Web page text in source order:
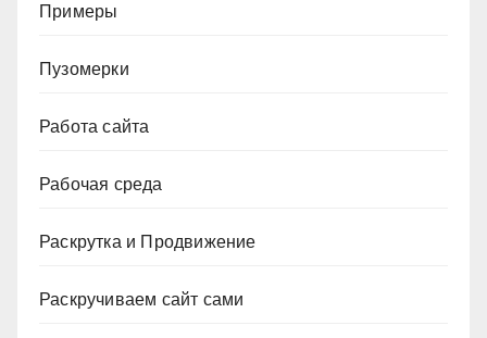
Примеры
Пузомерки
Работа сайта
Рабочая среда
Раскрутка и Продвижение
Раскручиваем сайт сами